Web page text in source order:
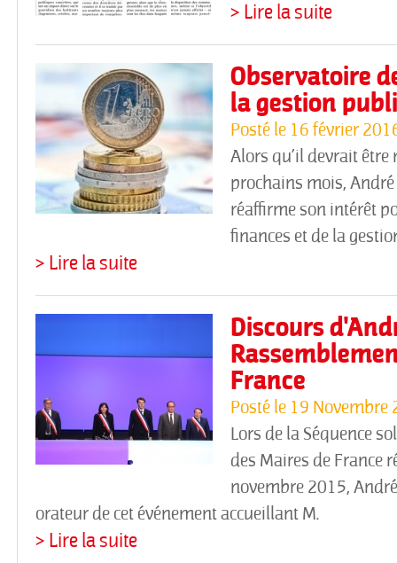
> Lire la suite
Observatoire
la gestion
Posté le 16 février
Alors qu’il devrait être
prochains mois, André
réaffirme son intérêt
finances et de la
> Lire la suite
Discours
France
Posté le 19 Novembre
Lors de la Séquence
des Maires de France
novembre 2015,
orateur de cet événement accueillant M.
> Lire la suite